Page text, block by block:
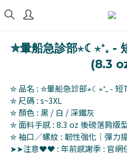
✮暈船急診部⋆☾⋆⁺₊ -
(8.3
✮ 品名 : ✮暈船急診部⋆☾⋆⁺₊ - 短
✮ 尺碼 : s~3XL
✮ 顏色 : 黑 / 白 / 深鐵灰
✮ 面料手感 : 8.3 oz 後磅落肩版
✮ 袖口／螺紋 : 韌性強化｜彈力
➤➤注意❤❤ : 年前感謝季 : 官網